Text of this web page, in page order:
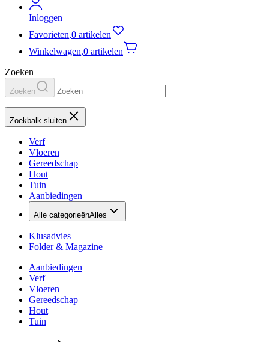
Inloggen
Favorieten,0 artikelen
Winkelwagen,0 artikelen
Zoeken
Zoeken
Zoekbalk sluiten
Verf
Vloeren
Gereedschap
Hout
Tuin
Aanbiedingen
Alle categorieënAlles
Klusadvies
Folder & Magazine
Aanbiedingen
Verf
Vloeren
Gereedschap
Hout
Tuin